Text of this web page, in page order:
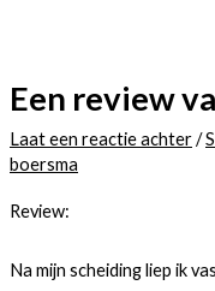
Een review
Laat een reactie achter/
boersma
Review:
Na mijn scheiding liep ik